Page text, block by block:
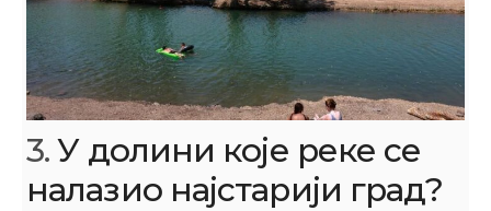
3.У долини које реке се
налазио најстарији град?